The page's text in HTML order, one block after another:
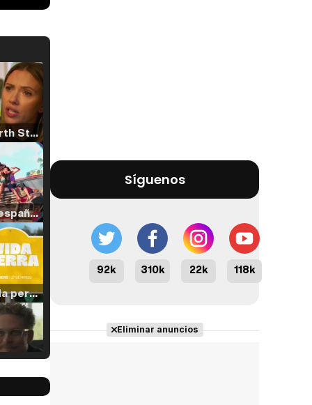
Tráiler 'North Star' (2023)
Tráiler en español de 'La isla olvidada'
Tráiler 'Vida perra' (2026)
Síguenos
92k 310k 22k 118k
Eliminar anuncios